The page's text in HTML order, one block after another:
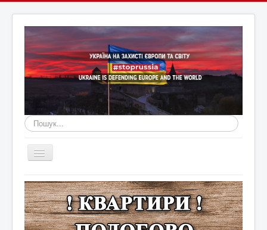
Пошук...
Перемикач
навігації
Головна
Війна Росії з Україною
Оголошення